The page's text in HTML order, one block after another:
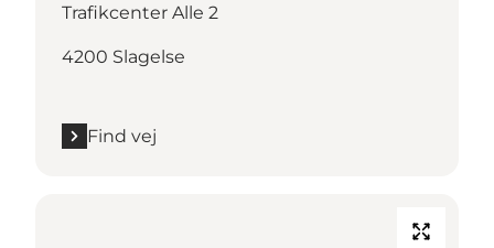
Trafikcenter Alle 2
4200 Slagelse
Find vej